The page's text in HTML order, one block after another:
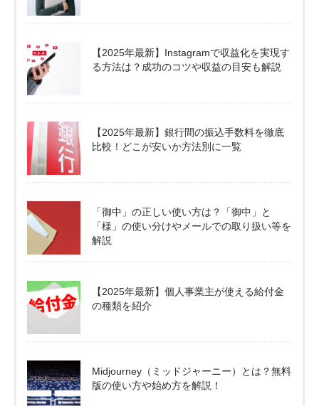
【2025年最新】Instagramで収益化を実現す
る方法は？成功のコツや収益の目安も解説
【2025年最新】銀行間の振込手数料を徹底
比較！どこが安いか方法別に一覧
「御中」の正しい使い方は？「御中」と
「様」の使い分けやメールでの取り扱い等を
解説
【2025年最新】個人事業主が使える給付金
の種類を紹介
Midjourney（ミッドジャーニー）とは？無料
版の使い方や始め方を解説！